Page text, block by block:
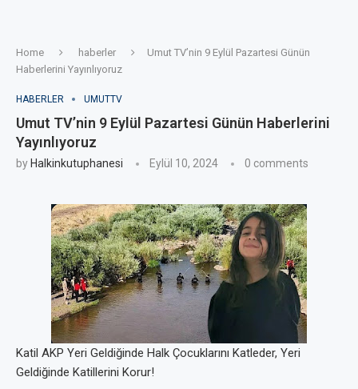
Home haberler
Umut TV’nin 9 Eylül Pazartesi Günün
Haberlerini Yayınlıyoruz
HABERLER UMUTTV
Umut TV’nin 9 Eylül Pazartesi Günün Haberlerini
Yayınlıyoruz
by Halkinkutuphanesi Eylül 10, 2024 0 comments
Katil AKP Yeri Geldiğinde Halk Çocuklarını Katleder, Yeri
Geldiğinde Katillerini Korur!